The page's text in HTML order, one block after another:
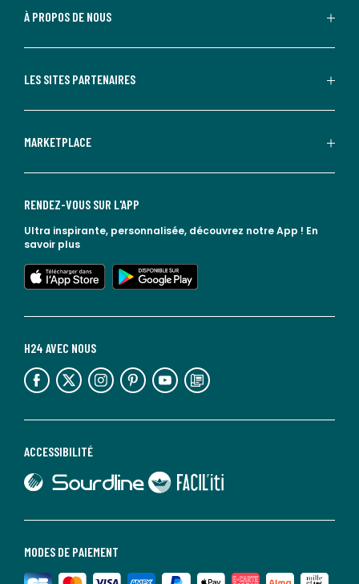
À PROPOS DE NOUS
LES SITES PARTENAIRES
MARKETPLACE
MODES DE PAIEMENT
ACCESSIBILITÉ
lien vers Faciliti
H24 AVEC NOUS
lien vers l'espace réseaux sociaux lien vers l'espace réseaux sociaux lien vers l'espace réseaux sociaux lien vers l'espace réseaux sociaux lien vers l'espace réseaux sociaux lien vers le blog la redoute
RENDEZ-VOUS SUR L'APP
Ultra inspirante, personnalisée, découvrez notre App ! En
savoir plus
lien vers l'app store
lien vers google play